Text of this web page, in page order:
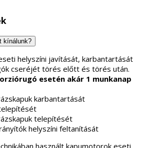
kínálunk?
helyszíni javítását, karbantartását
cseréjét törés előtt és törés után.
esetén akár 1 munkanap
karbantartását
telepítését
helyszíni feltanítását